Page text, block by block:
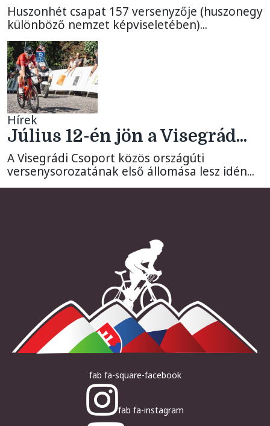
Huszonhét csapat 157 versenyzője (huszonegy
különböző nemzet képviseletében)...
Hírek
Július 12-én jön a Visegrád...
A Visegrádi Csoport közös országúti
versenysorozatának első állomása lesz idén...
fab fa-square-facebook
fab fa-instagram